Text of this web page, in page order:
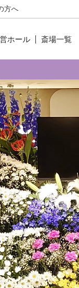
方へ
ホール 斎場一覧